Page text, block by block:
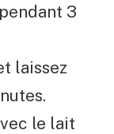
3
laissez
le lait